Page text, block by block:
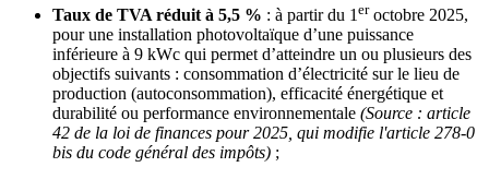
Taux de TVA réduit à 5,5 % : à partir du 1eroctobre 2025,
pour une installation photovoltaïque d’une puissance
inférieure à 9 kWc qui permet d’atteindre un ou plusieurs des
objectifs suivants : consommation d’électricité sur le lieu de
production (autoconsommation), efficacité énergétique et
durabilité ou performance environnementale (Source : article
42 de la loi de finances pour 2025, qui modifie l'article 278-0
bis du code général des impôts) ;